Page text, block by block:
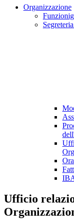
Organizzazione
Ufficio